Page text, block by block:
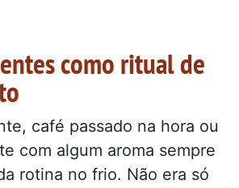
como ritual de
café passado na hora ou
com algum aroma sempre
rotina no frio. Não era só